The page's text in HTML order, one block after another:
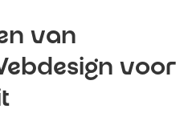
van
voor